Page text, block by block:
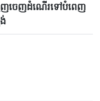
ើញចេញដំណើរទៅបំពេញ